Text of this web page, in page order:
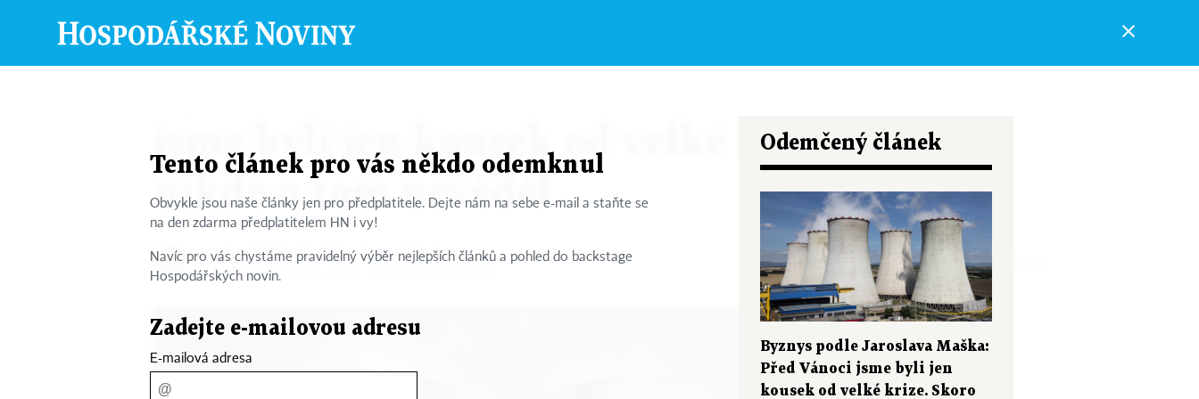
HN.cz › Byznys
jsme byli jen kousek od velké krize. Skoro
nikdo o tom nevěděl
Jaroslav Mašek
šéfredaktor Hospodářských novin
15. 1. 2022 10:17 ▪ 4 min. čtení
ODEBÍRAT AUTORA
Tento článek pro vás někdo odemknul
Obvykle jsou naše články jen pro předplatitele. Dejte nám na sebe e-mail a staňte se
na den zdarma předplatitelem HN i vy!
Navíc pro vás chystáme pravidelný výběr nejlepších článků a pohled do backstage
Hospodářských novin.
Zadejte e-mailovou adresu
E-mailová adresa
Odemčený článek
Byznys podle Jaroslava Maška:
Před Vánoci jsme byli jen
kousek od velké krize. Skoro